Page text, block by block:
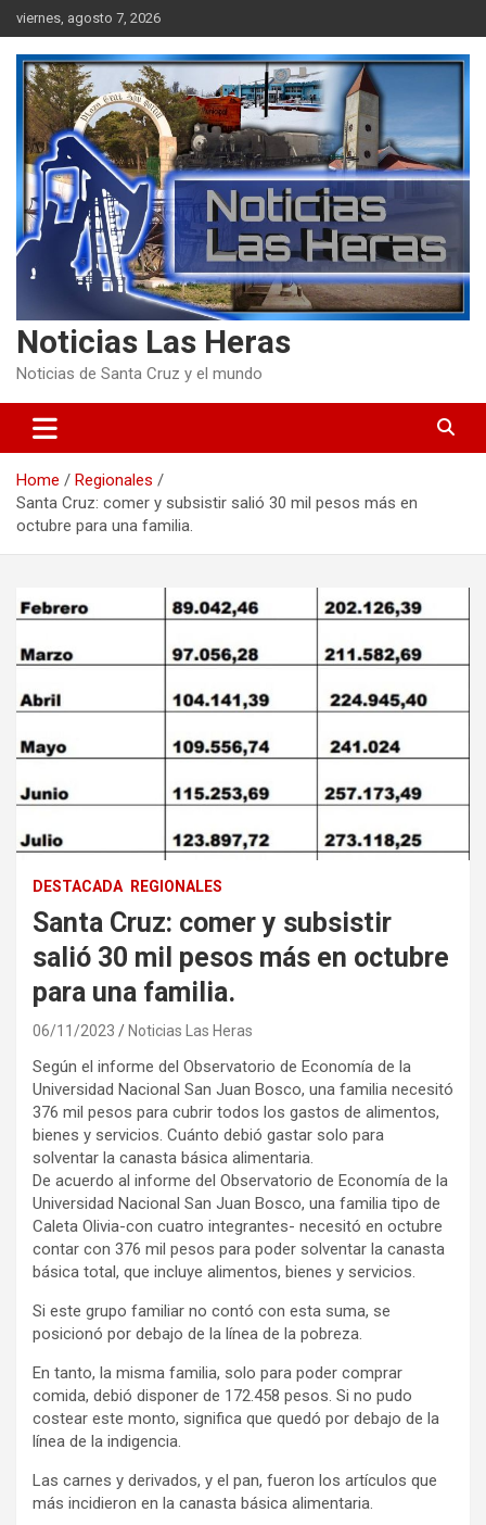
Skip
to
content
viernes, agosto 7, 2026
Noticias Las Heras
Noticias de Santa Cruz y el mundo
Home
Regionales
Santa Cruz: comer y subsistir salió 30 mil pesos más en
octubre para una familia.
DESTACADA REGIONALES
Santa Cruz: comer y subsistir
salió 30 mil pesos más en octubre
para una familia.
06/11/2023 Noticias Las Heras
Según el informe del Observatorio de Economía de la
Universidad Nacional San Juan Bosco, una familia necesitó
376 mil pesos para cubrir todos los gastos de alimentos,
bienes y servicios. Cuánto debió gastar solo para
solventar la canasta básica alimentaria.
De acuerdo al informe del Observatorio de Economía de la
Universidad Nacional San Juan Bosco, una familia tipo de
Caleta Olivia-con cuatro integrantes- necesitó en octubre
contar con 376 mil pesos para poder solventar la canasta
básica total, que incluye alimentos, bienes y servicios.
Si este grupo familiar no contó con esta suma, se
posicionó por debajo de la línea de la pobreza.
En tanto, la misma familia, solo para poder comprar
comida, debió disponer de 172.458 pesos. Si no pudo
costear este monto, significa que quedó por debajo de la
línea de la indigencia.
Las carnes y derivados, y el pan, fueron los artículos que
más incidieron en la canasta básica alimentaria.